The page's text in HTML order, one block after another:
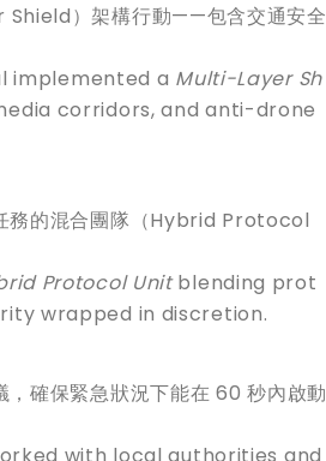
Shield）架構行動——包含交通安全
implemented a Multi-Layer Sh
corridors, and anti-drone
務的混合團隊（Hybrid Protocol
Protocol Unitblending prot
wrapped in discretion.
確保緊急狀況下能在 60 秒內啟動
with local authorities and